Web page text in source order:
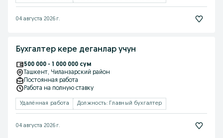
04 августа 2026 г.
Бухгалтер кере деганлар учун
500 000 - 1 000 000 сум
Ташкент, Чиланзарский район
Постоянная работа
Работа на полную ставку
Удалённая работа Должность: Главный бухгалтер
04 августа 2026 г.